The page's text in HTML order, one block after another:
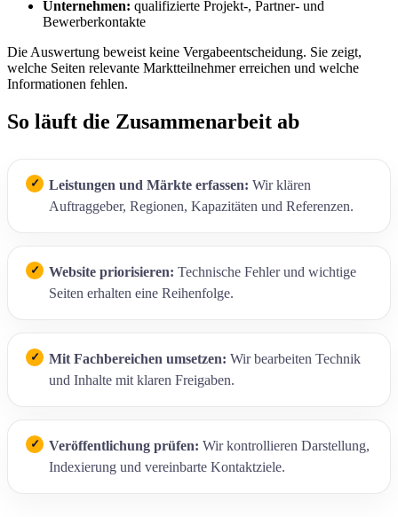
Unternehmen: qualifizierte Projekt-, Partner- und
Bewerberkontakte
Die Auswertung beweist keine Vergabeentscheidung. Sie zeigt,
welche Seiten relevante Marktteilnehmer erreichen und welche
Informationen fehlen.
So läuft die Zusammenarbeit ab
Leistungen und Märkte erfassen: Wir klären
Auftraggeber, Regionen, Kapazitäten und Referenzen.
Website priorisieren: Technische Fehler und wichtige
Seiten erhalten eine Reihenfolge.
Mit Fachbereichen umsetzen: Wir bearbeiten Technik
und Inhalte mit klaren Freigaben.
Veröffentlichung prüfen: Wir kontrollieren Darstellung,
Indexierung und vereinbarte Kontaktziele.